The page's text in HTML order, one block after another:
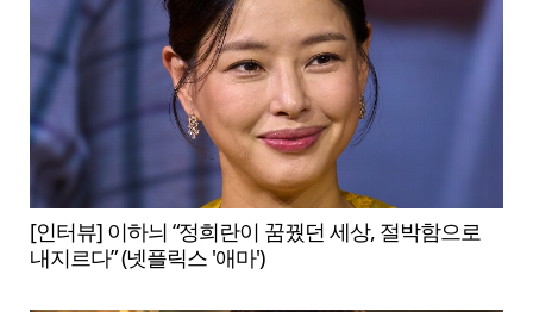
[인터뷰] 이하늬 “정희란이 꿈꿨던 세상, 절박함으로
내지르다” (넷플릭스 '애마')